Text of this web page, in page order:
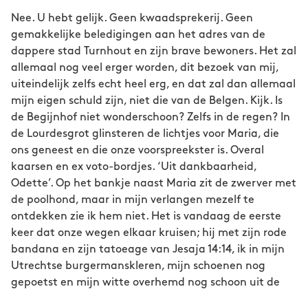
Nee. U hebt gelijk. Geen kwaadsprekerij. Geen
gemakkelijke beledigingen aan het adres van de
dappere stad Turnhout en zijn brave bewoners. Het zal
allemaal nog veel erger worden, dit bezoek van mij,
uiteindelijk zelfs echt heel erg, en dat zal dan allemaal
mijn eigen schuld zijn, niet die van de Belgen. Kijk. Is
de Begijnhof niet wonderschoon? Zelfs in de regen? In
de Lourdesgrot glinsteren de lichtjes voor Maria, die
ons geneest en die onze voorspreekster is. Overal
kaarsen en ex voto-bordjes. ‘Uit dankbaarheid,
Odette’. Op het bankje naast Maria zit de zwerver met
de poolhond, maar in mijn verlangen mezelf te
ontdekken zie ik hem niet. Het is vandaag de eerste
keer dat onze wegen elkaar kruisen; hij met zijn rode
bandana en zijn tatoeage van Jesaja 14:14, ik in mijn
Utrechtse burgermanskleren, mijn schoenen nog
gepoetst en mijn witte overhemd nog schoon uit de